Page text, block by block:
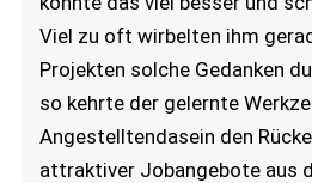
Viel zu oft wirbelten ihm
Projekten solche Gedanken
so kehrte der gelernte
Angestelltendasein den
attraktiver Jobangebote aus